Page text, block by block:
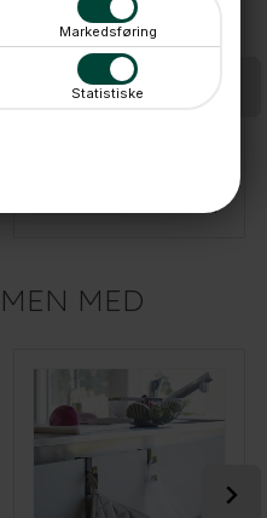
Markedsføring
Statistiske
229,-
MED